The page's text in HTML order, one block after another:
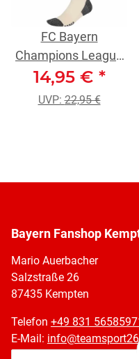
FC Bayern
Champions League
Stutzen 25/26 weiß
14,95 € *
UVP:22,95 €
Bayern Fanshop
Mario Auerbacher
Salzstraße 26
87435 Kempten
Telefon +49 831
E-Mail: